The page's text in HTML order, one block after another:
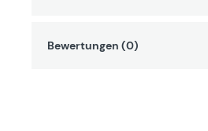
Bewertungen (0)